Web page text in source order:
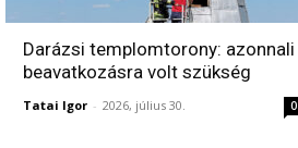
Darázsi templomtorony: azonnali
beavatkozásra volt szükség
Tatai Igor - 2026, július 30. 0